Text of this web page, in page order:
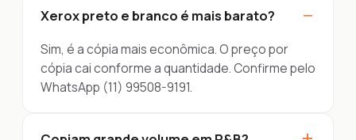
Xerox preto e branco é mais barato? −
Sim, é a cópia mais econômica. O preço por
cópia cai conforme a quantidade. Confirme pelo
WhatsApp (11) 99508-9191.